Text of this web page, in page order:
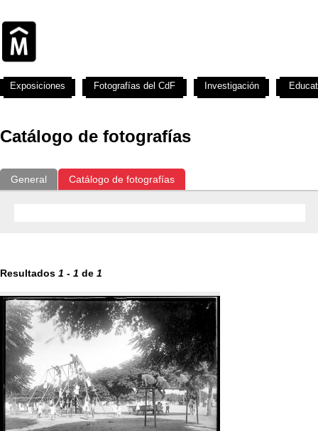
Catálogo de fotografías
General Catálogo de fotografías
Resultados 1 - 1 de 1
Exposiciones Fotografías del CdF Investigación